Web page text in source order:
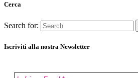
Cerca
Search for:
Iscriviti alla nostra Newsletter